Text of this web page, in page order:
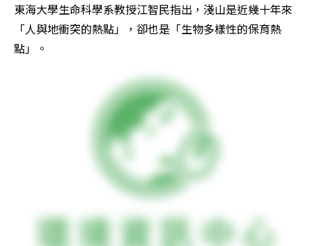
東海大學生命科學系教授江智民指出，淺山是近幾十年來
「人與地衝突的熱點」，卻也是「生物多樣性的保育熱
點」。